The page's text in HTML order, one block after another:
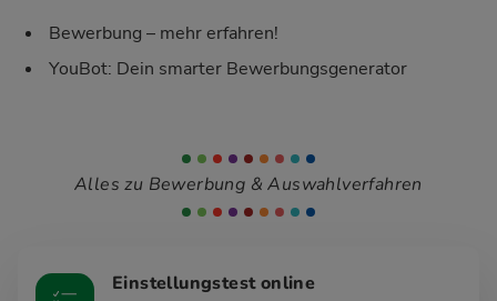
Bewerbung – mehr erfahren!
YouBot: Dein smarter Bewerbungsgenerator
Alles zu Bewerbung & Auswahlverfahren
Einstellungstest online